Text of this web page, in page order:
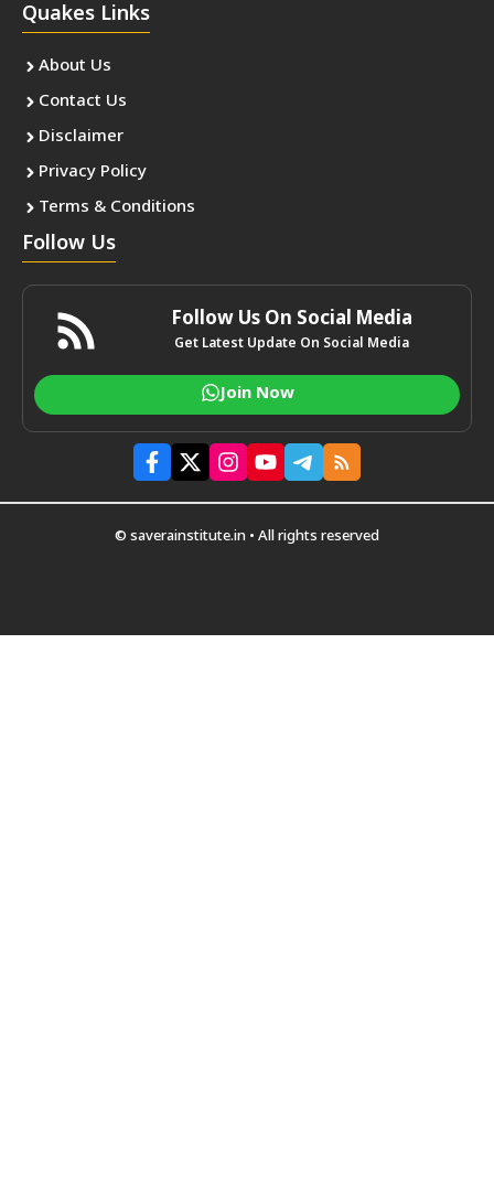
Quakes Links
About Us
Contact Us
Disclaimer
Privacy Policy
Terms & Conditions
Follow Us
Follow Us On Social Media
Get Latest Update On Social Media
Join Now
© saverainstitute.in • All rights reserved